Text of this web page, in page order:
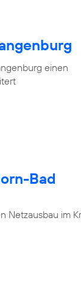
einen
Bad
Netzausbau im